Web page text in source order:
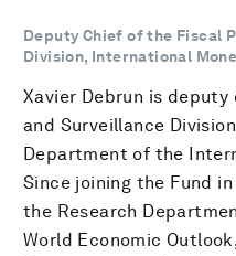
Deputy Chief of the Fiscal
Division, International
Xavier Debrun is
and Surveillance
Department of the
Since joining the Fund
the Research
World Economic